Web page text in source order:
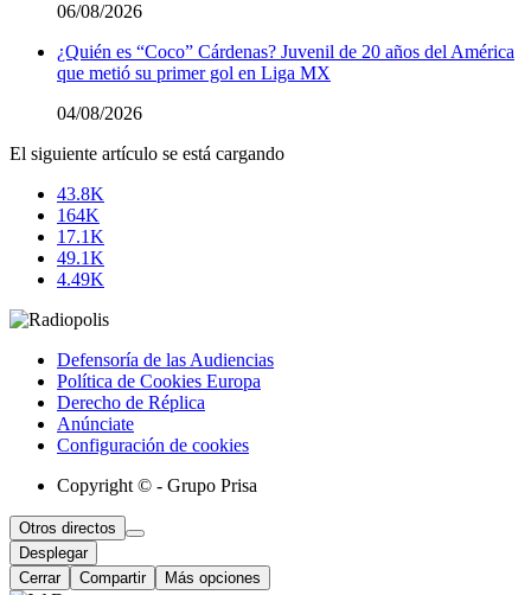
06/08/2026
¿Quién es “Coco” Cárdenas? Juvenil de 20 años del América
que metió su primer gol en Liga MX
04/08/2026
El siguiente artículo se está cargando
43.8K
164K
17.1K
49.1K
4.49K
Defensoría de las Audiencias
Política de Cookies Europa
Derecho de Réplica
Anúnciate
Configuración de cookies
Copyright © - Grupo Prisa
Otros directos
Desplegar
Cerrar
Compartir Más opciones